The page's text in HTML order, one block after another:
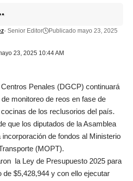
23, 2025 10:44 AM
- Senior Editor
Publicado mayo 23, 2025
Penales (DGCP) continuará
monitoreo de reos en fase de
de los reclusorios del país.
que los diputados de la Asamblea
de fondos al Ministerio
(MOPT).
la Ley de Presupuesto 2025 para
de $5,428,944 y con ello ejecutar